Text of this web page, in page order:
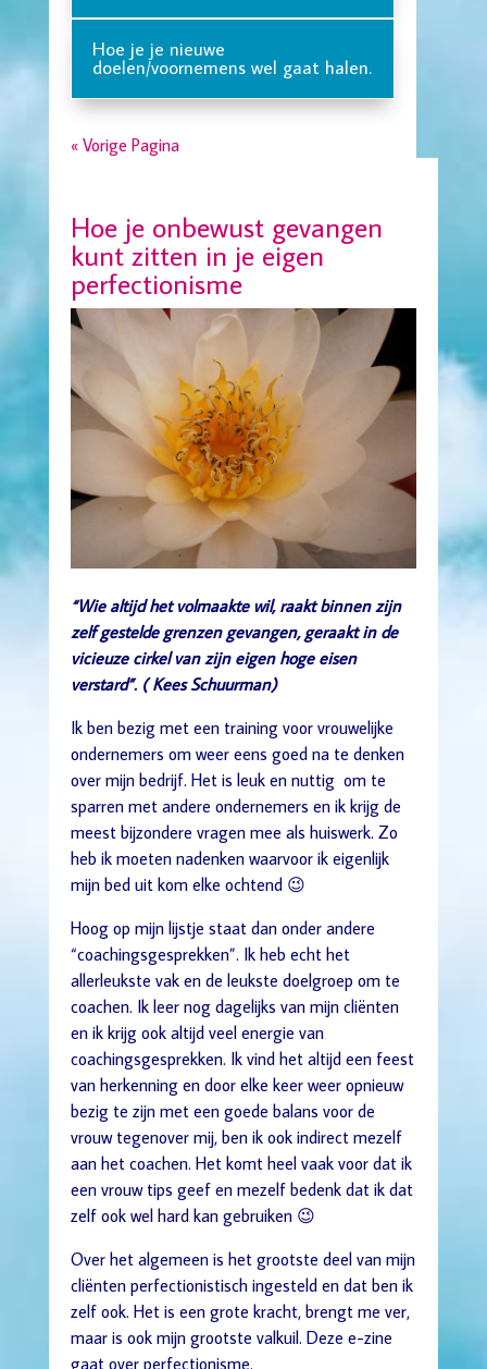
Hoe je je nieuwe
doelen/voornemens wel gaat halen.
« Vorige Pagina
Hoe je onbewust gevangen
kunt zitten in je eigen
perfectionisme
“Wie altijd het volmaakte wil, raakt binnen zijn
zelf gestelde grenzen gevangen, geraakt in de
vicieuze cirkel van zijn eigen hoge eisen
verstard”. ( Kees Schuurman)
Ik ben bezig met een training voor vrouwelijke
ondernemers om weer eens goed na te denken
over mijn bedrijf. Het is leuk en nuttig om te
sparren met andere ondernemers en ik krijg de
meest bijzondere vragen mee als huiswerk. Zo
heb ik moeten nadenken waarvoor ik eigenlijk
mijn bed uit kom elke ochtend 😉
Hoog op mijn lijstje staat dan onder andere
“coachingsgesprekken”. Ik heb echt het
allerleukste vak en de leukste doelgroep om te
coachen. Ik leer nog dagelijks van mijn cliënten
en ik krijg ook altijd veel energie van
coachingsgesprekken. Ik vind het altijd een feest
van herkenning en door elke keer weer opnieuw
bezig te zijn met een goede balans voor de
vrouw tegenover mij, ben ik ook indirect mezelf
aan het coachen. Het komt heel vaak voor dat ik
een vrouw tips geef en mezelf bedenk dat ik dat
zelf ook wel hard kan gebruiken 😉
Over het algemeen is het grootste deel van mijn
cliënten perfectionistisch ingesteld en dat ben ik
zelf ook. Het is een grote kracht, brengt me ver,
maar is ook mijn grootste valkuil. Deze e-zine
gaat over perfectionisme.